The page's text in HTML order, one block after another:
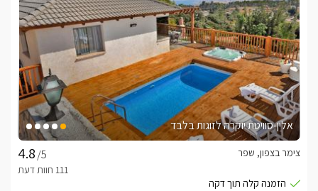
אלין-סוויטת יוקרה לזוגות בלבד
/5
צימר בצפון, שפר